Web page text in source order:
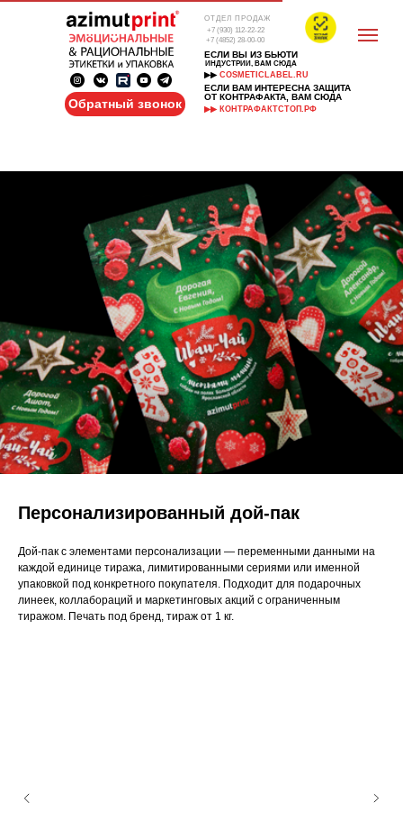
+7 (4852) 28-00-00
Обратный звонок
+7 (930) 112-22-22
ОТДЕЛ ПРОДАЖ
ИНДУСТРИИ, ВАМ СЮДА
ЕСЛИ ВЫ ИЗ БЬЮТИ
▶▶ COSMETICLABEL.RU
ЕСЛИ ВАМ ИНТЕРЕСНА ЗАЩИТА
ОТ КОНТРАФАКТА, ВАМ СЮДА
▶▶ КОНТРАФАКТСТОП.РФ
Персонализированный дой-пак
Дой-пак с элементами персонализации — переменными данными на
каждой единице тиража, лимитированными сериями или именной
упаковкой под конкретного покупателя. Подходит для подарочных
линеек, коллабораций и маркетинговых акций с ограниченным
тиражом. Печать под бренд, тираж от 1 кг.